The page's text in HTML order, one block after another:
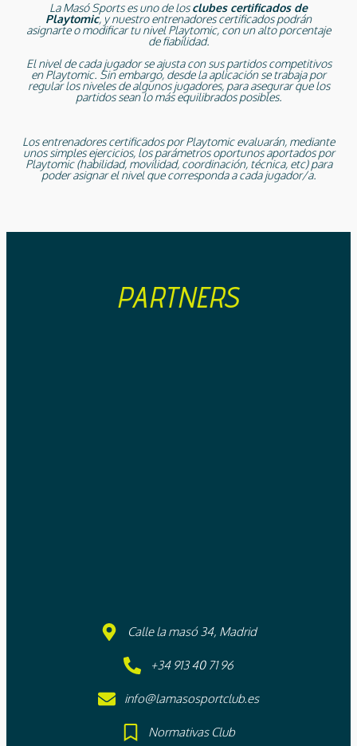
La Masó Sports es uno de losclubes certificados de
Playtomic, y nuestro entrenadores certificados podrán
asignarte o modificar tu nivel Playtomic, con un alto porcentaje
de fiabilidad.
El nivel de cada jugador se ajusta con sus partidos competitivos
en Playtomic. Sin embargo, desde la aplicación se trabaja por
regular los niveles de algunos jugadores, para asegurar que los
partidos sean lo más equilibrados posibles.
Los entrenadores certificados por Playtomic evaluarán, mediante
unos simples ejercicios, los parámetros oportunos aportados por
Playtomic (habilidad, movilidad, coordinación, técnica, etc) para
poder asignar el nivel que corresponda a cada jugador/a.
PARTNERS
Calle la masó 34, Madrid
+34 913 40 71 96
info@lamasosportclub.es
Normativas Club